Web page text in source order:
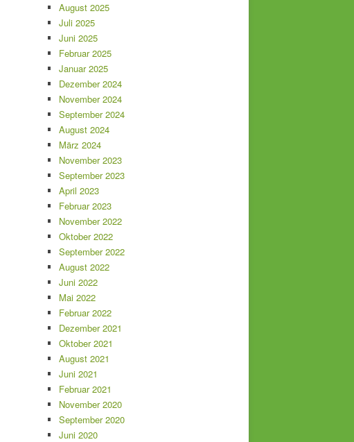
August 2025
Juli 2025
Juni 2025
Februar 2025
Januar 2025
Dezember 2024
November 2024
September 2024
August 2024
März 2024
November 2023
September 2023
April 2023
Februar 2023
November 2022
Oktober 2022
September 2022
August 2022
Juni 2022
Mai 2022
Februar 2022
Dezember 2021
Oktober 2021
August 2021
Juni 2021
Februar 2021
November 2020
September 2020
Juni 2020